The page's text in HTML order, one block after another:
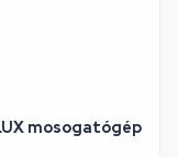
mosogatógép